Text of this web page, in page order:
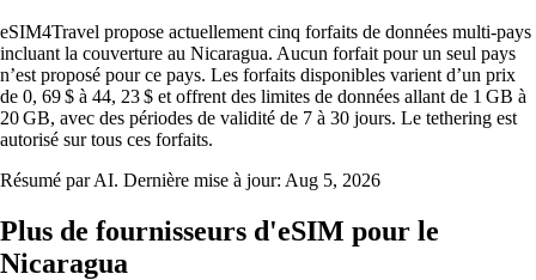
eSIM4Travel propose actuellement cinq forfaits de données multi‑pays
incluant la couverture au Nicaragua. Aucun forfait pour un seul pays
n’est proposé pour ce pays. Les forfaits disponibles varient d’un prix
de 0, 69 $ à 44, 23 $ et offrent des limites de données allant de 1 GB à
20 GB, avec des périodes de validité de 7 à 30 jours. Le tethering est
autorisé sur tous ces forfaits.
Résumé par AI. Dernière mise à jour: Aug 5, 2026
Plus de fournisseurs d'eSIM pour le
Nicaragua